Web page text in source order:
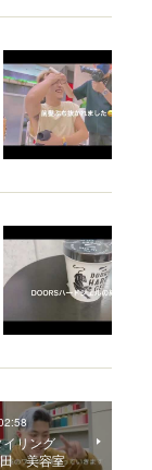
リング
田 美容室